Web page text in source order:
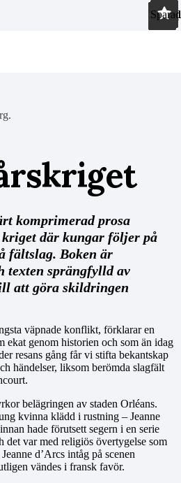
komprimerad prosa
där kungar följer på
fältslag. Boken är
texten sprängfylld av
att göra skildringen
väpnade konflikt, förklarar en
ekat genom historien och som än idag
resans gång får vi stifta bekantskap
händelser, liksom berömda slagfält
belägringen av staden Orléans.
kvinna klädd i rustning – Jeanne
hade förutsett segern i en serie
det var med religiös övertygelse som
d’Arcs intåg på scenen
vändes i fransk favör.
Sparad
Sparad
Sparad
Sparad
Sparad
Sparad
Sparad
Sparad
Sparad
Sparad
Sparad